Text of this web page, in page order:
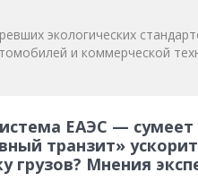
экологических
и коммерческой
ЕАЭС — сумеет
транзит»
грузов? Мнения